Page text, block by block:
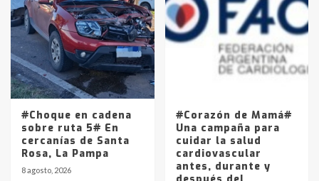
#Choque en cadena
sobre ruta 5# En
cercanías de Santa
Rosa, La Pampa
8 agosto, 2026
#Corazón de Mamá#
Una campaña para
cuidar la salud
cardiovascular
antes, durante y